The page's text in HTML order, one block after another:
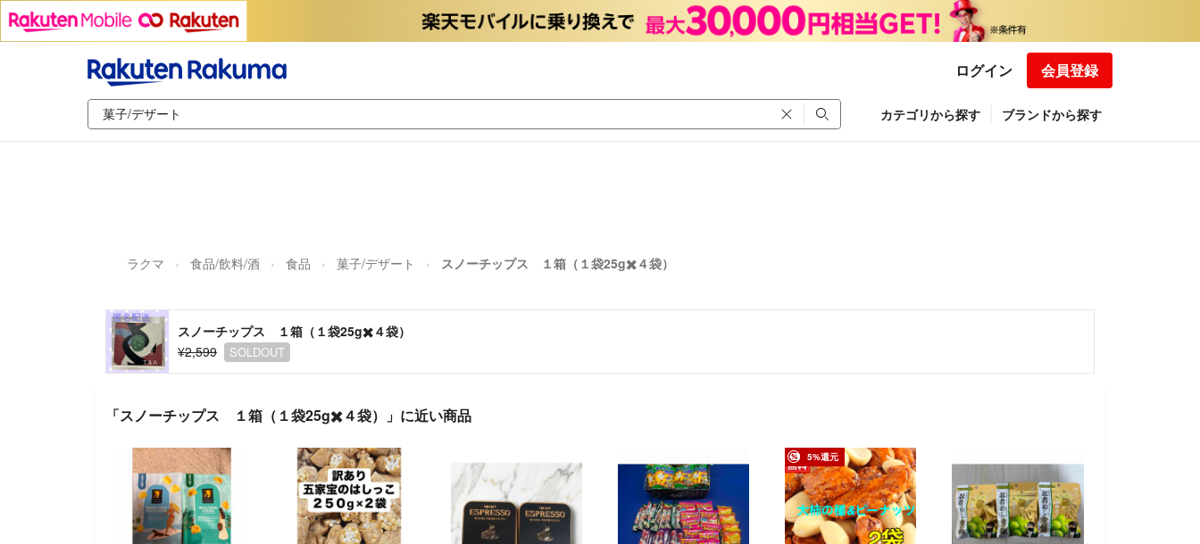
ログイン 会員登録
カテゴリから探す ブランドから探す
ラクマ 食品/飲料/酒 食品 菓子/デザート スノーチップス １箱（１袋25g✖️４袋）
スノーチップス １箱（１袋25g✖️４袋）
¥2,599
SOLDOUT
「スノーチップス １箱（１袋25g✖️４袋）」に近い商品
5%還元